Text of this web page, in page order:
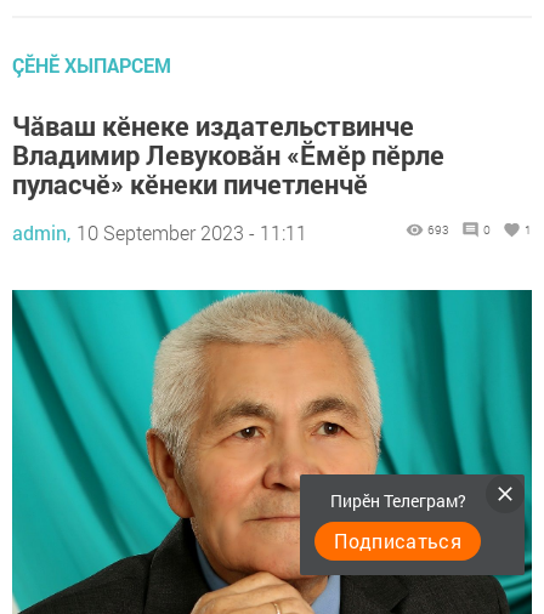
ÇӖНӖ ХЫПАРСЕМ
Чăваш кӗнеке издательствинче
Владимир Левуковăн «Ӗмӗр пӗрле
пуласчӗ» кӗнеки пичетленчӗ
admin, 10 September 2023 - 11:11 693 0 1
Пирӗн Телеграм?
Подписаться